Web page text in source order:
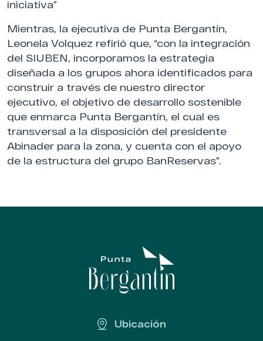
iniciativa”
Mientras, la ejecutiva de Punta Bergantín,
Leonela Volquez refirió que, “con la integración
del SIUBEN, incorporamos la estrategia
diseñada a los grupos ahora identificados para
construir a través de nuestro director
ejecutivo, el objetivo de desarrollo sostenible
que enmarca Punta Bergantín, el cual es
transversal a la disposición del presidente
Abinader para la zona, y cuenta con el apoyo
de la estructura del grupo BanReservas”.
Ubicación